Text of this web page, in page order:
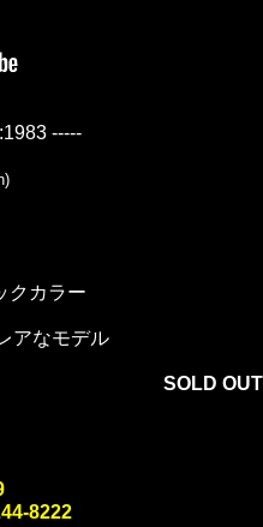
-----
クカラー
アなモデル
SOLD OUT
8222